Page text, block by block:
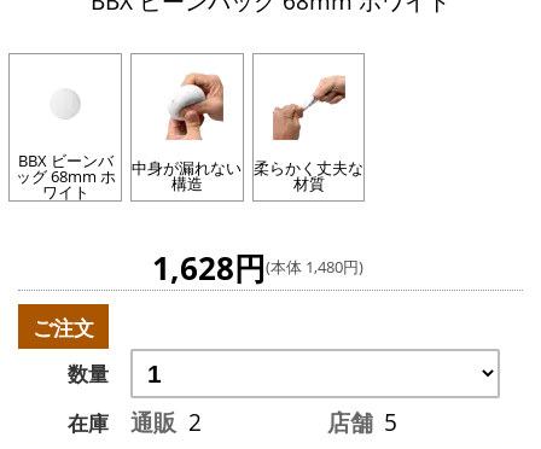
BBX ビーンバ
ッグ 68mm ホ
ワイト
中身が漏れない
構造
柔らかく丈夫な
材質
1,628円(本体 1,480円)
ご注文
数量
在庫
通販 2 店舗 5